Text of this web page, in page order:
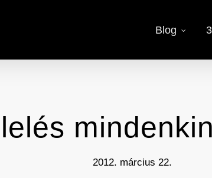
Blog
2012. március 22.